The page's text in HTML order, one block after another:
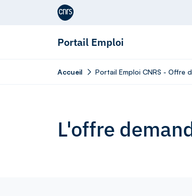
Aller au contenu
Portail Emploi
Accueil Portail Emploi CNRS - Offre
L'offre